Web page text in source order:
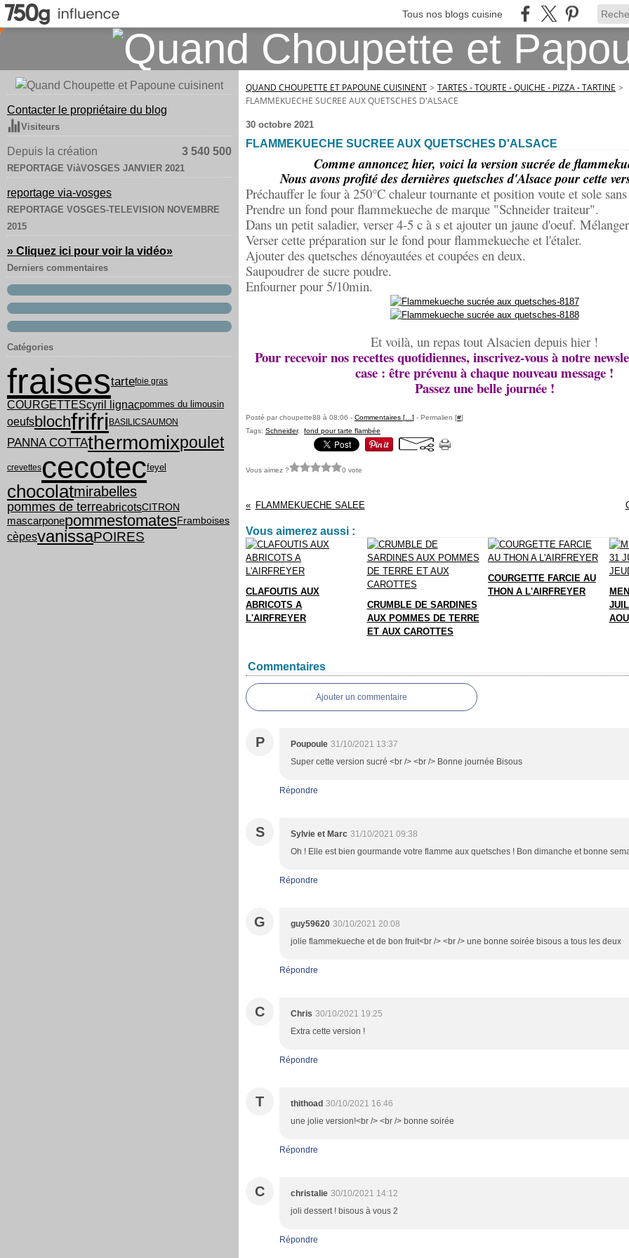
Tous nos blogs cuisine
Contacter le propriétaire du blog
Visiteurs
Depuis la création 3 540 500
REPORTAGE ViàVOSGES JANVIER 2021
reportage via-vosges
REPORTAGE VOSGES-TELEVISION NOVEMBRE
2015
» Cliquez ici pour voir la vidéo»
Derniers commentaires
Catégories
fraisestartefoie gras
COURGETTEScyril lignacpommes du limousin
oeufsblochfrifri BASILICSAUMON
PANNA COTTAthermomixpoulet
crevettescecotecfeyel
chocolatmirabelles
pommes de terreabricotsCITRON
mascarponepommestomatesFramboises
cèpesvanissaPOIRES
QUAND CHOUPETTE ET PAPOUNE CUISINENT > TARTES - TOURTE - QUICHE - PIZZA - TARTINE >
FLAMMEKUECHE SUCREE AUX QUETSCHES D'ALSACE
30 octobre 2021
FLAMMEKUECHE SUCREE AUX QUETSCHES D'ALSACE
Comme annoncez hier, voici la version sucrée de
Nous avons profité des dernières quetsches d'Alsace pour cette
Préchauffer le four à 250°C chaleur tournante et position voute et sole
Prendre un fond pour flammekueche de marque "Schneider traiteur".
Dans un petit saladier, verser 4-5 c à s et ajouter un jaune d'oeuf.
Verser cette préparation sur le fond pour flammekueche et l'étaler.
Ajouter des quetsches dénoyautées et coupées en deux.
Saupoudrer de sucre poudre.
Enfourner pour 5/10min.
Et voilà, un repas tout Alsacien depuis hier !
Pour recevoir nos recettes quotidiennes, inscrivez-vous à notre
case : être prévenu à chaque nouveau message !
Passez une belle journée !
Posté par choupette88 à 08:06 - Commentaires [ ] - Permalien [#]
Tags: Schneider, fond pour tarte flambée
Vous aimez ? 0 vote
FLAMMEKUECHE SALEE
Vous aimerez aussi :
CLAFOUTIS AUX
ABRICOTS A
L'AIRFREYER
CRUMBLE DE SARDINES
AUX POMMES DE TERRE
ET AUX CAROTTES
COURGETTE FARCIE AU
THON A L'AIRFREYER
Commentaires
Ajouter un commentaire
P Poupoule 31/10/2021 13:37
Super cette version sucré <br /> <br /> Bonne journée Bisous
Répondre
S Sylvie et Marc 31/10/2021 09:38
Oh ! Elle est bien gourmande votre flamme aux quetsches ! Bon dimanche et bonne
Répondre
G guy59620 30/10/2021 20:08
jolie flammekueche et de bon fruit<br /> <br /> une bonne soirée bisous a tous les deux
Répondre
C Chris 30/10/2021 19:25
Extra cette version !
Répondre
T thithoad 30/10/2021 16:46
une jolie version!<br /> <br /> bonne soirée
Répondre
C christalie 30/10/2021 14:12
joli dessert ! bisous à vous 2
Répondre